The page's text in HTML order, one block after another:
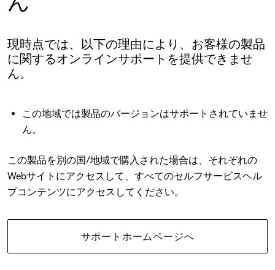
現時点では、以下の理由により、お客様の製品
に関するオンラインサポートを提供できませ
ん。
この地域では製品のバージョンはサポートされていませ
ん。
この製品を別の国/地域で購入された場合は、それぞれの
Webサイトにアクセスして、すべてのセルフサービスヘル
プコンテンツにアクセスしてください。
サポートホームページへ